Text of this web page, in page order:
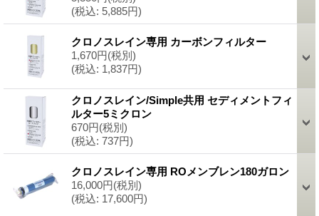
(税込: 5,885円)
クロノスレイン専用 カーボンフィルター
1,670円(税別)
(税込: 1,837円)
クロノスレイン/Simple共用 セディメントフィ
ルター5ミクロン
670円(税別)
(税込: 737円)
クロノスレイン専用 ROメンブレン180ガロン
16,000円(税別)
(税込: 17,600円)